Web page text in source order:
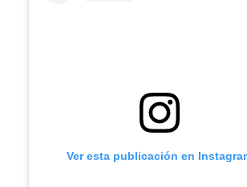
Ver esta publicación en